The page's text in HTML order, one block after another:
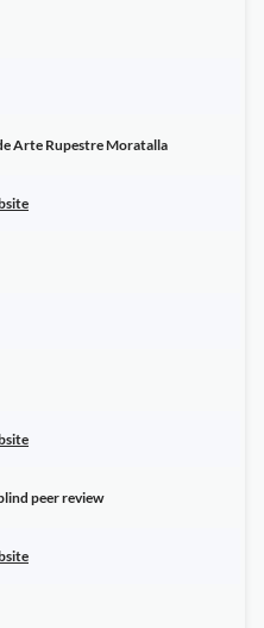
Arte Rupestre Moratalla
peer review